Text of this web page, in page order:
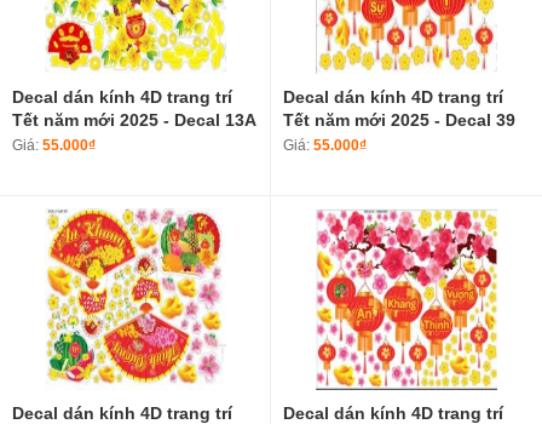
Decal dán kính 4D trang trí
Tết năm mới 2025 - Decal 13A
Giá: 55.000₫
Decal dán kính 4D trang trí
Tết năm mới 2025 - Decal 39
Giá: 55.000₫
Decal dán kính 4D trang trí
Decal dán kính 4D trang trí